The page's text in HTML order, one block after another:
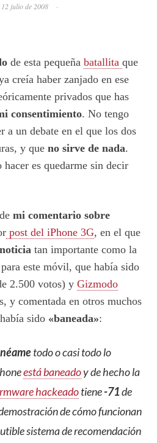
julio de 2008 ·
de esta pequeña batallita que
creía haber zanjado en ese
privados que has
consentimiento. No tengo
a un debate en el que los dos
y que no sirve de nada.
es quedarme sin decir
mi comentario sobre
post del iPhone 3G, en el que
noticia tan importante como la
este móvil, que había sido
2.500 votos) y Gizmodo
y comentada en otros muchos
sido «baneada»:
todo o casi todo lo
está baneadoy de hecho la
hackeadotiene-71de
de cómo funcionan
sistema de recomendación